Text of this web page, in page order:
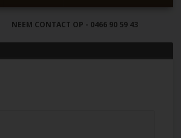
NEEM CONTACT OP - 0466 90 59 43